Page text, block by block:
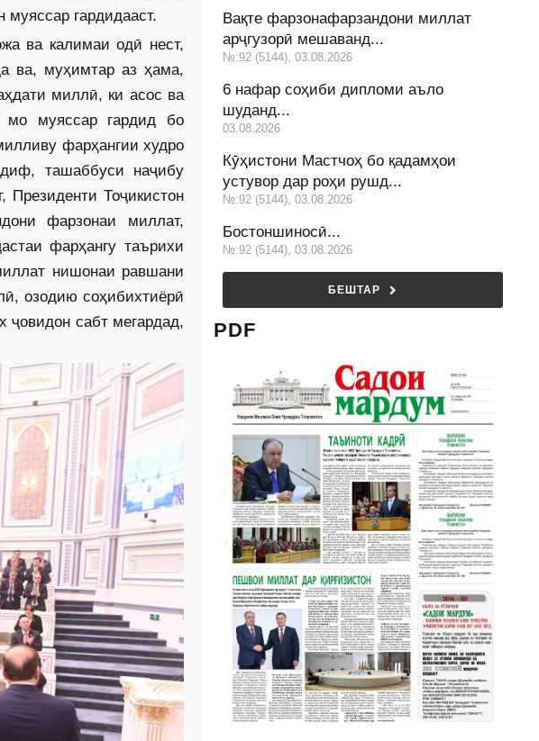
гардидааст.
ва калимаи одӣ нест,
ва, муҳимтар аз ҳама,
миллӣ, ки асос ва
мо муяссар гардид бо
фарҳангии худро
ташаб­буси наҷибу
Президенти Тоҷикис­тон
фарзонаи миллат,
фарҳангу таърихи
нишонаи равшани
озодию соҳибихтиёрӣ
ҷовидон сабт мегардад,
Вақте фарзонафарзандони миллат
арҷгузорӣ мешаванд...
№:92 (5144), 03.08.2026
6 нафар соҳиби дипломи аъло
шуданд...
03.08.2026
Кӯҳистони Мастчоҳ бо қадамҳои
устувор дар роҳи рушд...
№:92 (5144), 03.08.2026
Бостоншиносӣ...
№:92 (5144), 03.08.2026
БЕШТАР
PDF